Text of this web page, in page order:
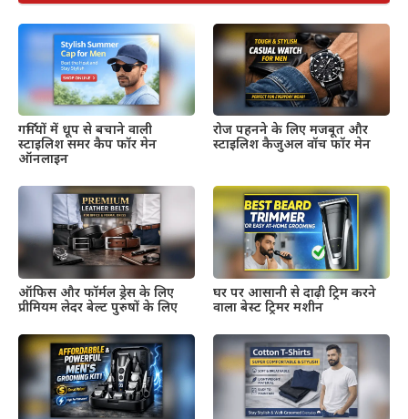
गर्मियों में धूप से बचाने वाली
स्टाइलिश समर कैप फॉर मेन
ऑनलाइन
रोज पहनने के लिए मजबूत और
स्टाइलिश कैजुअल वॉच फॉर मेन
ऑफिस और फॉर्मल ड्रेस के लिए
प्रीमियम लेदर बेल्ट पुरुषों के लिए
घर पर आसानी से दाढ़ी ट्रिम करने
वाला बेस्ट ट्रिमर मशीन